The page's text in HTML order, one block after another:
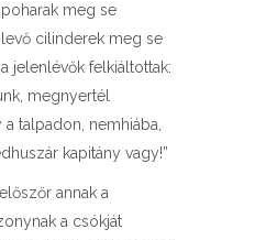
meg se
cilinderek meg se
jelenlévők felkiáltottak:
megnyertél
talpadon, nemhiába,
kapitány vagy!”
annak a
a csókját